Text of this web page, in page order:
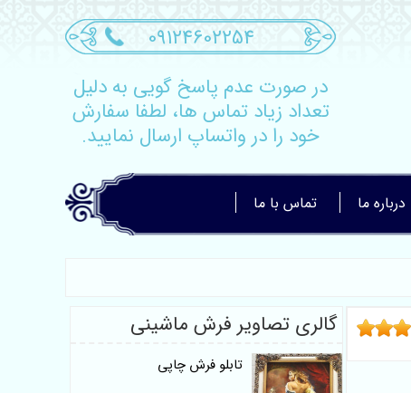
09124602254
در صورت عدم پاسخ گویی به دلیل
تعداد زیاد تماس ها، لطفا سفارش
خود را در واتساپ ارسال نمایید.
درباره ما تماس با ما
گالری تصاویر فرش ماشینی
تابلو فرش چاپی